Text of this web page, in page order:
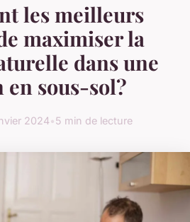
les meilleurs
maximiser la
dans une
en sous-sol?
2024•5 min de lecture